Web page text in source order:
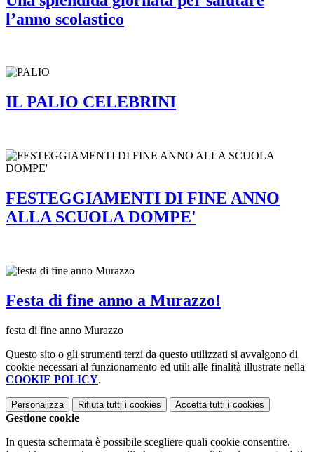
l’anno scolastico
IL PALIO CELEBRINI
FESTEGGIAMENTI DI FINE ANNO
ALLA SCUOLA DOMPE'
Festa di fine anno a Murazzo!
festa di fine anno Murazzo
Questo sito o gli strumenti terzi da questo utilizzati si avvalgono di
cookie necessari al funzionamento ed utili alle finalità illustrate nella
COOKIE POLICY.
Personalizza Rifiuta tutti i cookies Accetta tutti i cookies
Gestione cookie
In questa schermata è possibile scegliere quali cookie consentire.